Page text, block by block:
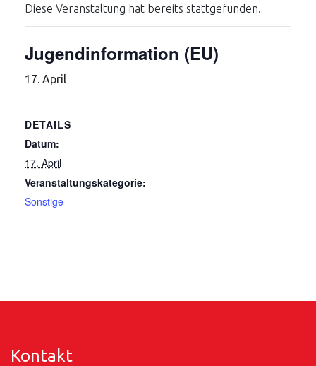
Diese Veranstaltung hat bereits stattgefunden.
Jugendinformation (EU)
17. April
DETAILS
Datum:
17. April
Veranstaltungskategorie:
Sonstige
Kontakt